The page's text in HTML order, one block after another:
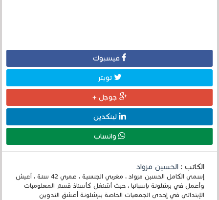
فيسبوك
تويتر
جوجل +
لينكدين
واتساب
الكاتب :الحسين مزواد
إسمي الكامل الحسين مزواد ، مغربي الجنسية ، عمري 42 سنة ، أعيش
وأعمل في برشلونة بإسبانيا ، حيث أشتغل كأستاذ قسم المعلوميات
الإبتدائي في إحدى الجمعيات الخاصة ببرشلونة أعشق التدوين